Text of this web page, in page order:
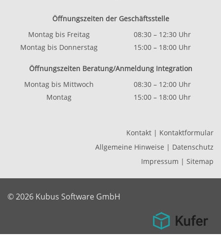
Öffnungszeiten der Geschäftsstelle
Montag bis Freitag
08:30 – 12:30 Uhr
Montag bis Donnerstag
15:00 – 18:00 Uhr
Öffnungszeiten Beratung/Anmeldung Integration
Montag bis Mittwoch
08:30 – 12:00 Uhr
Montag
15:00 – 18:00 Uhr
Kontakt | Kontaktformular
Allgemeine Hinweise | Datenschutz
Impressum | Sitemap
© 2026 Kubus Software GmbH